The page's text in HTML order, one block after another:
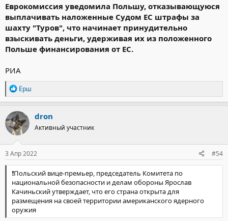
Еврокомиссия уведомила Польшу, отказывающуюся
выплачивать наложенные Судом ЕС штрафы за
шахту "Туров", что начинает принудительно
взыскивать деньги, удерживая их из положенного
Польше финансирования от ЕС.
РИА
Р
е
а
к
ц
и
и
:
Ёрш
dron
Активный участник
3 Апр 2022 #54
❗️Польский вице-премьер, председатель Комитета по
национальной безопасности и делам обороны Ярослав
Качиньский утверждает, что его страна открыта для
размещения на своей территории американского ядерного
оружия